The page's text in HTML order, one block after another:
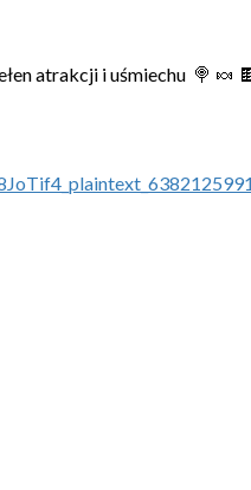
atrakcji i uśmiechu 🍭 🍬